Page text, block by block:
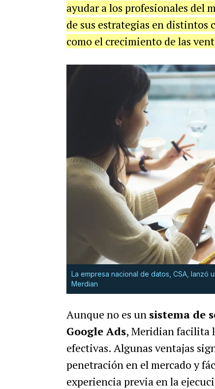
ayudar a los profesionales del
de sus estrategias en distintos
como el crecimiento de las
La empresa nacional de datos, CSA, lanzó
Merdian
Aunque no es un sistema de
Google Ads, Meridian facilita
efectivas. Algunas ventajas
penetración en el mercado y
experiencia previa en la